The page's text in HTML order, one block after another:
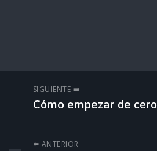
SIGUIENTE ➡️
Cómo empezar de cero
⬅️ ANTERIOR